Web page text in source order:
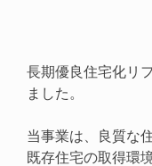
長期優良住宅化リ
ました。
当事業は、良質な
既存住宅の取得環